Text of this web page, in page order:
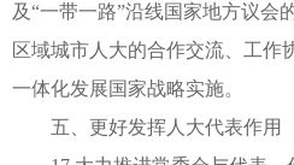
及“一带一路”沿线国家地方议会
区域城市人大的合作交流、工作
一体化发展国家战略实施。
五、更好发挥人大代表作用